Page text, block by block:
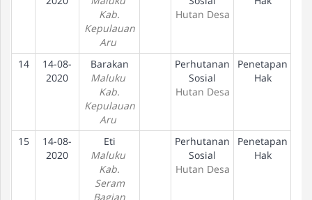
Kab.
Kepulauan
Aru
Hutan Desa
14
14-08-
2020
Barakan
Maluku
Kab.
Kepulauan
Aru
Perhutanan
Sosial
Hutan Desa
Penetapan
Hak
15
14-08-
2020
Eti
Maluku
Kab.
Seram
Bagian
Perhutanan
Sosial
Hutan Desa
Penetapan
Hak